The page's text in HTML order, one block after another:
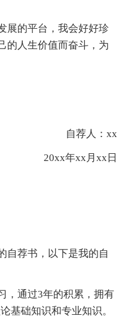
的平台，我会好好珍
的人生价值而奋斗，为
自荐人：xx
20xx年xx月xx日
荐书，以下是我的自
通过3年的积累，拥有
基础知识和专业知识。